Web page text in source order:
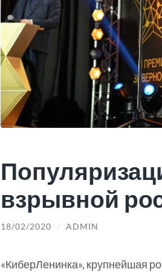
взрывной
18/02/2020 / ADMIN
«КиберЛенинка», крупнейшая